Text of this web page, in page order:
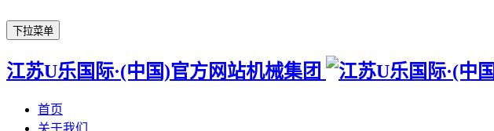
下拉菜单
江苏U乐国际·(中国)官方网站机械集团
首页
关于我们